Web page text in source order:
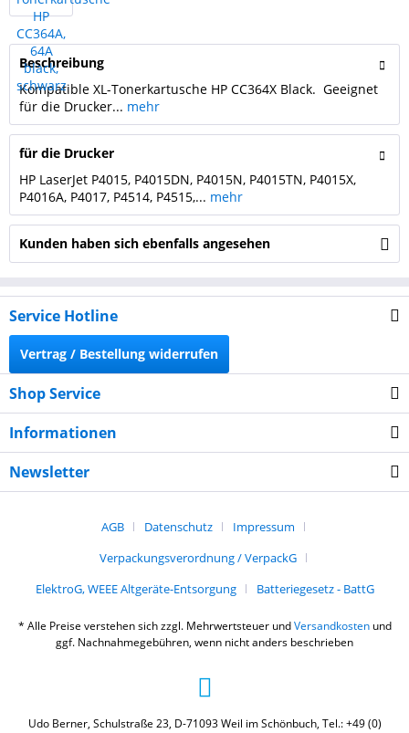
Beschreibung
Kompatible XL-Tonerkartusche HP CC364X Black. Geeignet
für die Drucker... mehr
für die Drucker
HP LaserJet P4015, P4015DN, P4015N, P4015TN, P4015X,
P4016A, P4017, P4514, P4515,... mehr
Kunden haben sich ebenfalls angesehen
Service Hotline
Vertrag / Bestellung widerrufen
Shop Service
Informationen
Newsletter
AGB Datenschutz
Impressum
Verpackungsverordnung / VerpackG
ElektroG, WEEE Altgeräte-Entsorgung
Batteriegesetz - BattG
* Alle Preise verstehen sich zzgl. Mehrwertsteuer undVersandkostenund
ggf. Nachnahmegebühren, wenn nicht anders beschrieben
Udo Berner, Schulstraße 23, D-71093 Weil im Schönbuch, Tel.: +49 (0)